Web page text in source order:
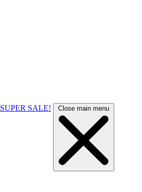
SUPER SALE! Close main menu